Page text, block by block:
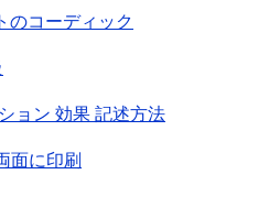
のコーディック
ョン 効果 記述方法
面に印刷